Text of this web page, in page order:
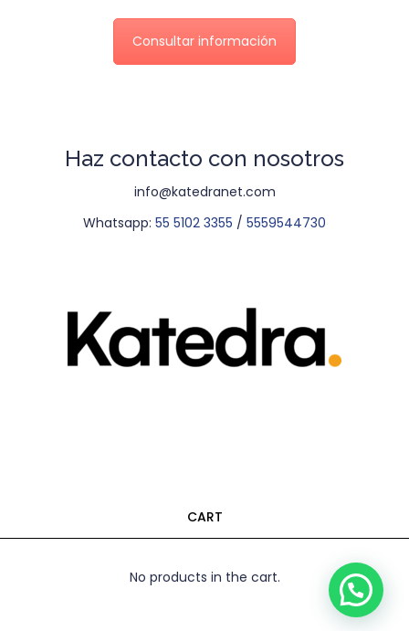
Consultar información
Haz contacto con nosotros
info@katedranet.com
Whatsapp: 55 5102 3355 / 5559544730
CART
No products in the cart.